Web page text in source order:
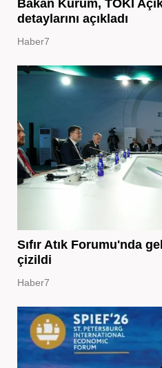
Bakan Kurum, TOKİ
detaylarını açıkladı
Haber7
Sıfır Atık Forumu'nda
çizildi
Haber7